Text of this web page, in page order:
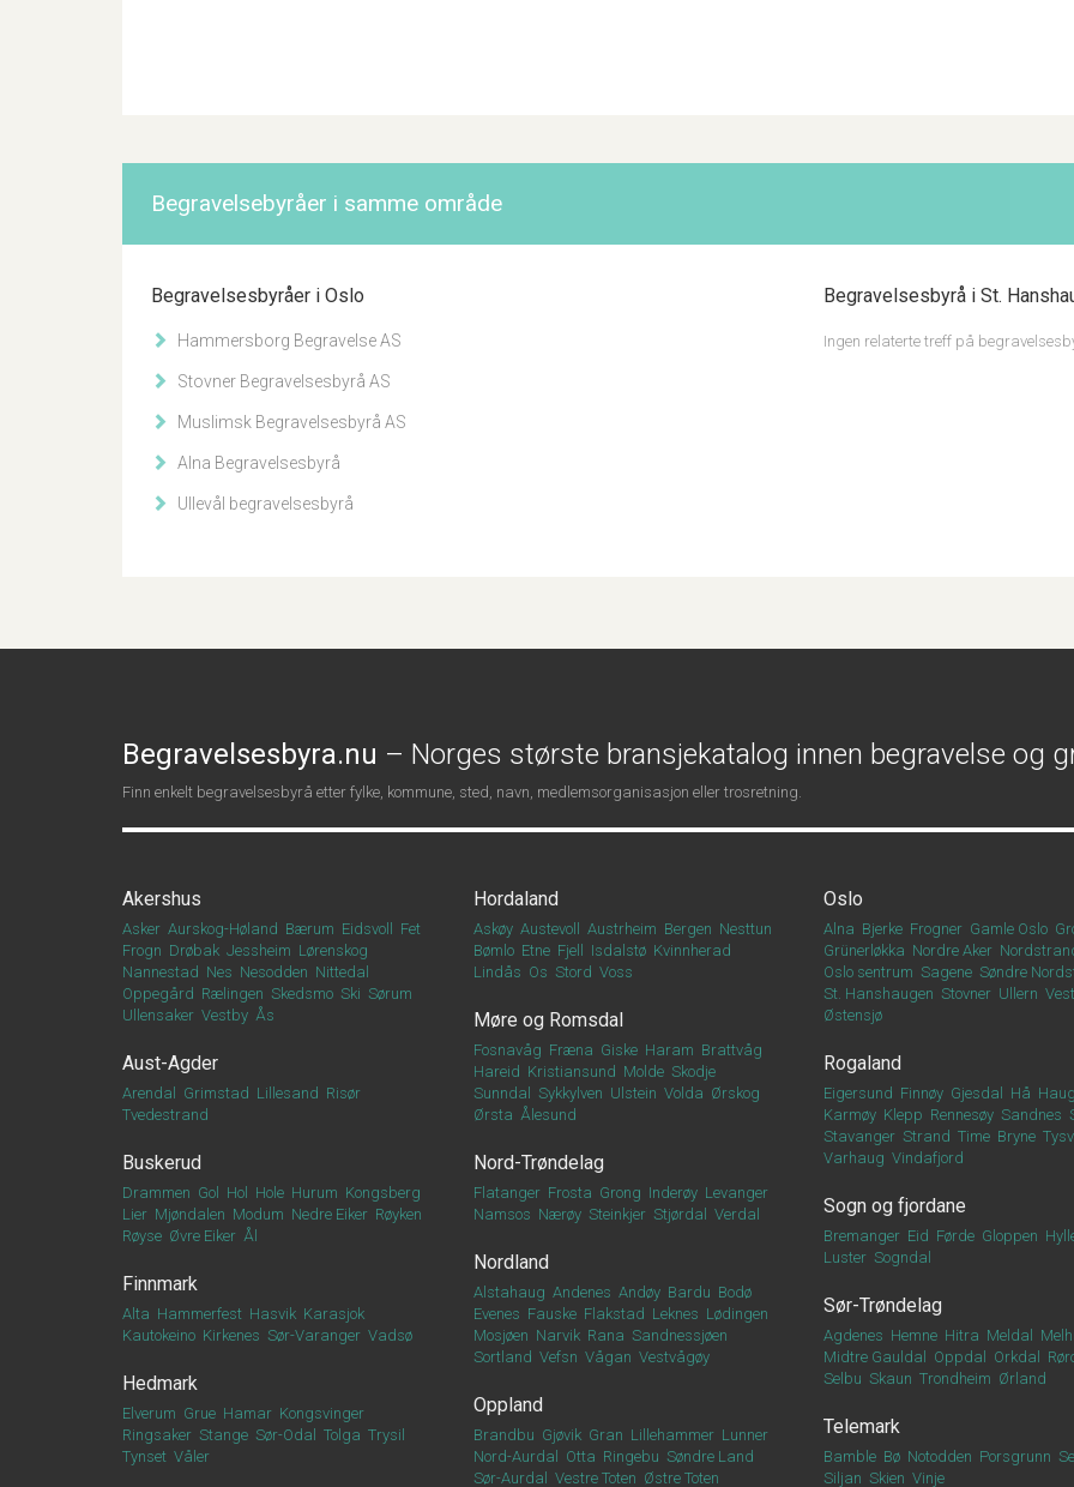
Begravelsebyråer i samme område
Begravelsesbyråer i Oslo
Hammersborg Begravelse AS
Stovner Begravelsesbyrå AS
Muslimsk Begravelsesbyrå AS
Alna Begravelsesbyrå
Ullevål begravelsesbyrå
Begravelsesbyrå i St.
Ingen relaterte treff på
Begravelsesbyra.nu – Norges største bransjekatalog innen begravelse og
Finn enkelt begravelsesbyrå etter fylke, kommune, sted, navn, medlemsorganisasjon eller trosretning.
Akershus
Asker Aurskog-Høland Bærum Eidsvoll
Fet
Frogn Drøbak Jessheim Lørenskog
Nannestad Nes Nesodden Nittedal
Oppegård Rælingen Skedsmo Ski Sørum
Ullensaker Vestby Ås
Aust-Agder
Arendal Grimstad Lillesand Risør
Tvedestrand
Buskerud
Drammen Gol Hol Hole Hurum Kongsberg
Lier Mjøndalen Modum Nedre Eiker Røyken
Røyse Øvre Eiker Ål
Finnmark
Alta Hammerfest Hasvik Karasjok
Kautokeino Kirkenes Sør-Varanger Vadsø
Hedmark
Elverum Grue Hamar Kongsvinger
Ringsaker Stange Sør-Odal Tolga Trysil
Tynset Våler
Hordaland
Askøy Austevoll Austrheim Bergen Nesttun
Bømlo Etne Fjell Isdalstø Kvinnherad
Lindås Os Stord Voss
Møre og Romsdal
Fosnavåg Fræna Giske Haram Brattvåg
Hareid Kristiansund Molde Skodje
Sunndal
Sykkylven Ulstein Volda Ørskog
Ørsta Ålesund
Nord-Trøndelag
Flatanger Frosta Grong Inderøy Levanger
Namsos Nærøy Steinkjer Stjørdal Verdal
Nordland
Alstahaug Andenes Andøy Bardu Bodø
Evenes Fauske Flakstad Leknes Lødingen
Mosjøen Narvik Rana Sandnessjøen
Sortland Vefsn Vågan Vestvågøy
Oppland
Brandbu Gjøvik Gran Lillehammer Lunner
Nord-Aurdal
Otta Ringebu Søndre Land
Sør-Aurdal
Vestre Toten Østre Toten
Oslo
Alna Bjerke Frogner Gamle Oslo
Grünerløkka Nordre Aker
Oslo sentrum Sagene Søndre
St. Hanshaugen Stovner Ullern
Østensjø
Rogaland
Eigersund Finnøy Gjesdal Hå
Karmøy Klepp Rennesøy Sandnes
Stavanger Strand Time Bryne
Varhaug Vindafjord
Sogn og fjordane
Bremanger Eid Førde Gloppen
Luster Sogndal
Sør-Trøndelag
Agdenes Hemne Hitra Meldal
Midtre Gauldal
Oppdal Orkdal
Selbu Skaun Trondheim Ørland
Telemark
Bamble Bø Notodden Porsgrunn
Siljan Skien Vinje